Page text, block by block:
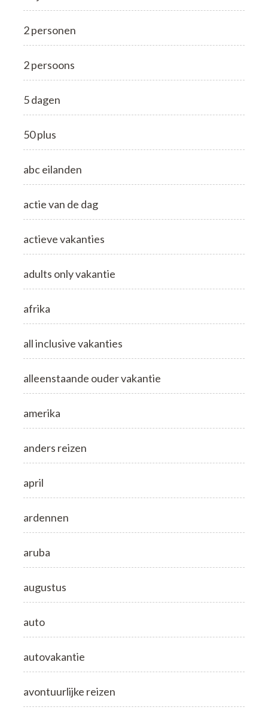
2 personen
2 persoons
5 dagen
50 plus
abc eilanden
actie van de dag
actieve vakanties
adults only vakantie
afrika
all inclusive vakanties
alleenstaande ouder vakantie
amerika
anders reizen
april
ardennen
aruba
augustus
auto
autovakantie
avontuurlijke reizen